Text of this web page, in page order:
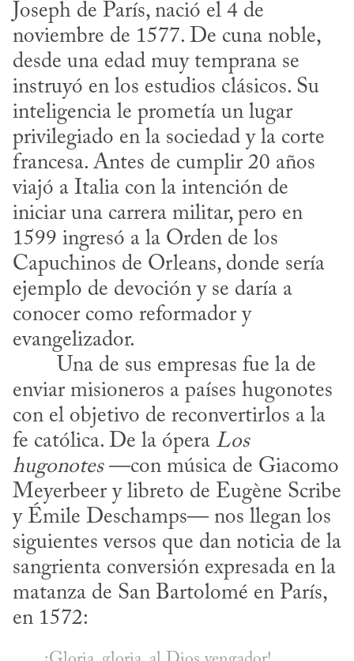
Joseph de París, nació el 4 de
noviembre de 1577. De cuna noble,
desde una edad muy temprana se
instruyó en los estudios clásicos. Su
inteligencia le prometía un lugar
privilegiado en la sociedad y la corte
francesa. Antes de cumplir 20 años
viajó a Italia con la intención de
iniciar una carrera militar, pero en
1599 ingresó a la Orden de los
Capuchinos de Orleans, donde sería
ejemplo de devoción y se daría a
conocer como reformador y
evangelizador.
enviar misioneros a países hugonotes
con el objetivo de reconvertirlos a la
fe católica. De la ópera Los
hugonotes —con música de Giacomo
Meyerbeer y libreto de Eugène Scribe
y Émile Deschamps— nos llegan los
siguientes versos que dan noticia de la
sangrienta conversión expresada en la
matanza de San Bartolomé en París,
en 1572: